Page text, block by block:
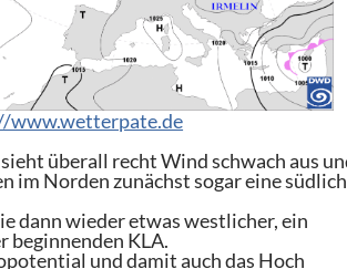
www.wetterpate.de
überall recht Wind schwach aus
im Norden zunächst sogar eine
dann wieder etwas westlicher, ein
beginnenden KLA.
und damit auch das Hoch